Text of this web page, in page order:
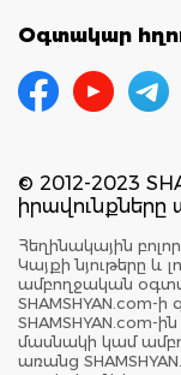
Օգտակար
© 2012-2023
Հեղինակային
Կայքի նյութերը և
ամբողջական
SHAMSHYAN.com-
SHAMSHYAN.com-
մասնակի կամ
առանց